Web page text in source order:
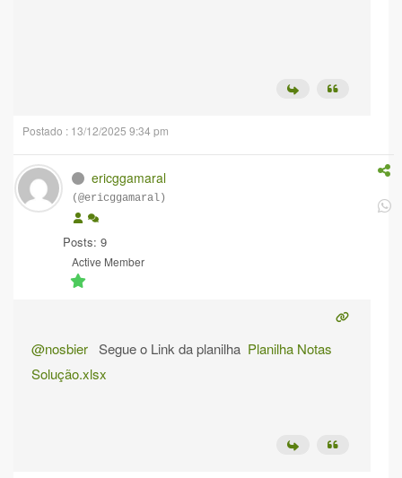
Postado : 13/12/2025 9:34 pm
ericggamaral
(@ericggamaral)
Posts: 9
Active Member
@nosbier Segue o Link da planilha Planilha Notas
Solução.xlsx